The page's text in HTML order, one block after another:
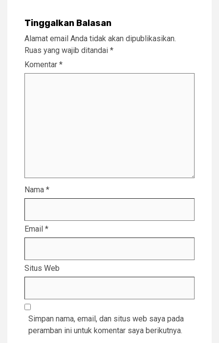
Tinggalkan Balasan
Alamat email Anda tidak akan dipublikasikan.
Ruas yang wajib ditandai *
Komentar *
Nama *
Email *
Situs Web
Simpan nama, email, dan situs web saya pada
peramban ini untuk komentar saya berikutnya.